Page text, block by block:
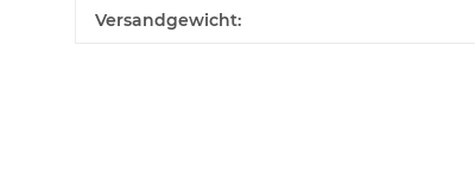
Produkteigenschaft
Wert
Versandgewicht: